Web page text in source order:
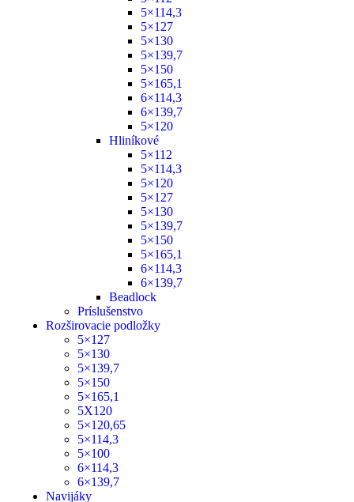
5×114,3
5×127
5×130
5×139,7
5×150
5×165,1
6×114,3
6×139,7
5×120
Hliníkové
5×112
5×114,3
5×120
5×127
5×130
5×139,7
5×150
5×165,1
6×114,3
6×139,7
Beadlock
Príslušenstvo
Rozširovacie podložky
5×127
5×130
5×139,7
5×150
5×165,1
5X120
5×120,65
5×114,3
5×100
6×114,3
6×139,7
Navijáky